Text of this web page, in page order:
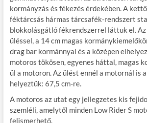
kormányzás és fékezés érdekében. A
féktárcsás hármas tárcsafék-rendszert
blokkolásgátló fékrendszerrel láttuk el. Az
üléssel, a 14 cm magas
drag bar kormánnyal és a középen
motoros tökösen, egyenes háttal, magas
ül a motoron. Az ülést ennél a motornál is
helyeztük: 67,5 cm-re.
A motoros az utat egy jellegzetes kis
szemléli, amelytől minden Low Rider S
felismerhető.